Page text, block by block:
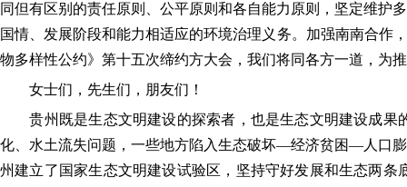
同但有区别的责任原则、公平原则和各自能力原则，坚定维护
国情、发展阶段和能力相适应的环境治理义务。加强南南合作
物多样性公约》第十五次缔约方大会，我们将同各方一道，为
女士们，先生们，朋友们！
贵州既是生态文明建设的探索者，也是生态文明建设成果
化、水土流失问题，一些地方陷入生态破坏—经济贫困—人口
州建立了国家生态文明建设试验区，坚持守好发展和生态两